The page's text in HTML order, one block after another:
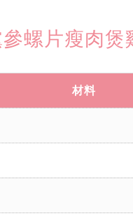
螺片瘦肉煲
材料